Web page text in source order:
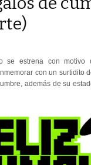
estrena con motivo
con un surtidito
además de su